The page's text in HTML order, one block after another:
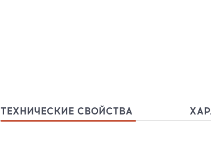
ТЕХНИЧЕСКИЕ СВОЙСТВА